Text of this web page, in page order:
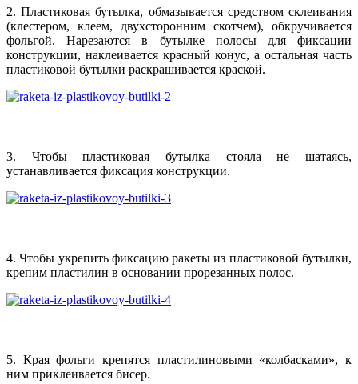
2. Пластиковая бутылка, обмазывается средством склеивания
(клестером, клеем, двухсторонним скотчем), обкручивается
фольгой. Нарезаются в бутылке полосы для фиксации
конструкции, наклеивается красный конус, а остальная часть
пластиковой бутылки раскрашивается краской.
3. Чтобы пластиковая бутылка стояла не шатаясь,
устанавливается фиксация конструкции.
4. Чтобы укрепить фиксацию ракеты из пластиковой бутылки,
крепим пластилин в основании прорезанных полос.
5. Края фольги крепятся пластилиновыми «колбасками», к
ним приклеивается бисер.